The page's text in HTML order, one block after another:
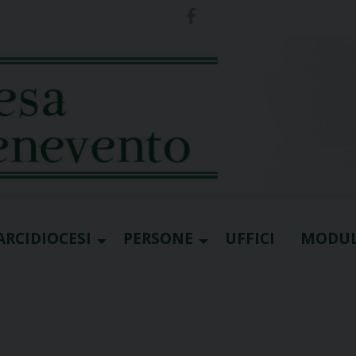
PERSONE UFFICI